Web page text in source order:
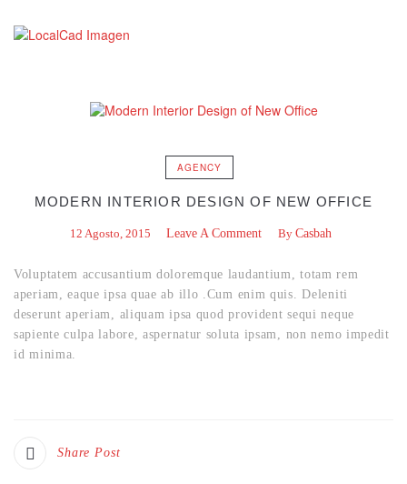
AGENCY
MODERN INTERIOR DESIGN OF NEW OFFICE
12 Agosto, 2015 Leave A Comment By Casbah
Voluptatem accusantium doloremque laudantium, totam rem
aperiam, eaque ipsa quae ab illo .Cum enim quis. Deleniti
deserunt aperiam, aliquam ipsa quod provident sequi neque
sapiente culpa labore, aspernatur soluta ipsam, non nemo impedit
id minima.
Share Post